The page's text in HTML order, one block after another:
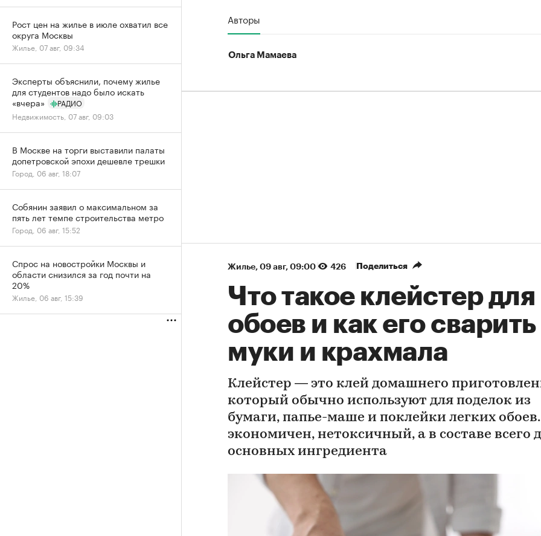
Авторы
Ольга Мамаева
Жилье⁠, 09 авг, 09:00 426 Поделиться
Что такое клейстер для
обоев и как его сварить
муки и крахмала
Клейстер — это клей домашнего
который обычно используют для поделок из
бумаги, папье-маше и поклейки легких
экономичен, нетоксичный, а в составе всего
основных ингредиента
Рост цен на жилье в июле охватил все
округа Москвы
Жилье, 07 авг, 09:34
Эксперты объяснили, почему жилье
для студентов надо было искать
«вчера»
РАДИО
Недвижимость, 07 авг, 09:03
В Москве на торги выставили палаты
допетровской эпохи дешевле трешки
Город, 06 авг, 18:07
Собянин заявил о максимальном за
пять лет темпе строительства метро
Город, 06 авг, 15:52
Спрос на новостройки Москвы и
области снизился за год почти на
20%
Жилье, 06 авг, 15:39